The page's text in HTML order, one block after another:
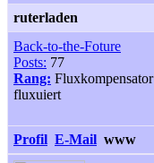
ruterladen
Back-to-the-Foture
Posts: 77
Rang: Fluxkompensator
fluxuiert
Profil E-Mail www